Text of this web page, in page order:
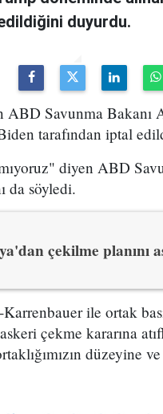
duyurdu.
Savunma Bakanı
tarafından iptal
diyen ABD
da söyledi.
çekilme planını
ile ortak
çekme kararına
düzeyine